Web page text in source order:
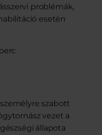
problémák,
esetén
szabott
vezet a
állapota